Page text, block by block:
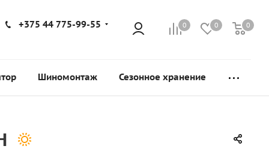
0 0 0
+375 44 775-99-55
Шиномонтаж Сезонное хранение